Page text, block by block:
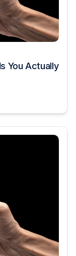
You Actually